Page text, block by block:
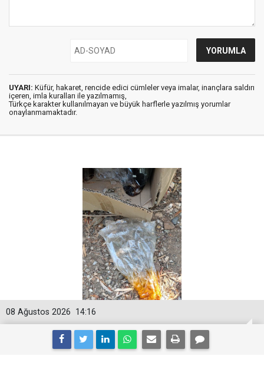
UYARI: Küfür, hakaret, rencide edici cümleler veya imalar, inançlara saldırı
içeren, imla kuralları ile yazılmamış,
Türkçe karakter kullanılmayan ve büyük harflerle yazılmış yorumlar
onaylanmamaktadır.
14:16
08 Ağustos 2026